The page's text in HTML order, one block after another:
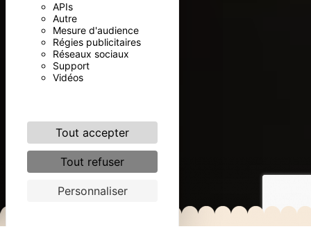
APIs
Autre
Mesure d'audience
Régies publicitaires
Réseaux sociaux
Support
Vidéos
Tout accepter
Tout refuser
Personnaliser